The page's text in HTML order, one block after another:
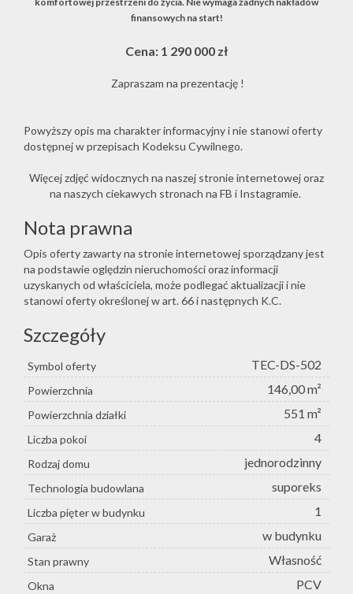
finansowych na start!
Cena: 1 290 000 zł
Zapraszam na prezentację !
Powyższy opis ma charakter informacyjny i nie stanowi oferty
dostępnej w przepisach Kodeksu Cywilnego.
Więcej zdjęć widocznych na naszej stronie internetowej oraz
na naszych ciekawych stronach na FB i Instagramie.
Nota prawna
Opis oferty zawarty na stronie internetowej sporządzany jest
na podstawie oględzin nieruchomości oraz informacji
uzyskanych od właściciela, może podlegać aktualizacji i nie
stanowi oferty określonej w art. 66 i następnych K.C.
Szczegóły
Symbol oferty TEC-DS-502
Powierzchnia 146,00 m²
Powierzchnia działki 551 m²
Liczba pokoi 4
Rodzaj domu jednorodzinny
Technologia budowlana suporeks
Liczba pięter w budynku 1
Garaż w budynku
Stan prawny Własność
Okna PCV